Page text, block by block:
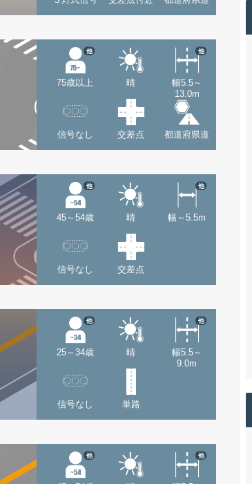
75歳以上
他
晴
幅5.5～
13.0m
他
信号なし 交差点 都道府県道
45～54歳
他
晴 幅～5.5m
他
信号なし 交差点
25～34歳
他
晴
幅5.5～
9.0m
他
信号なし 単路
他 他